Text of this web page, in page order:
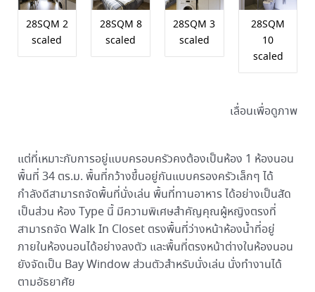
28SQM 2
scaled
28SQM 8
scaled
28SQM 3
scaled
28SQM
10
scaled
เลื่อนเพื่อดูภาพ
แต่ที่เหมาะกับการอยู่แบบครอบครัวคงต้องเป็นห้อง 1 ห้องนอน
พื้นที่ 34 ตร.ม. พื้นที่กว้างขึ้นอยู่กันแบบครองครัวเล็กๆ ได้
กำลังดีสามารถจัดพื้นที่นั่งเล่น พื้นที่ทานอาหาร ได้อย่างเป็นสัด
เป็นส่วน ห้อง Type นี้ มีความพิเศษสำคัญคุณผู้หญิงตรงที่
สามารถจัด Walk In Closet ตรงพื้นที่ว่างหน้าห้องน้ำที่อยู่
ภายในห้องนอนได้อย่างลงตัว และพื้นที่ตรงหน้าต่างในห้องนอน
ยังจัดเป็น Bay Window ส่วนตัวสำหรับนั่งเล่น นั่งทำงานได้
ตามอัธยาศัย